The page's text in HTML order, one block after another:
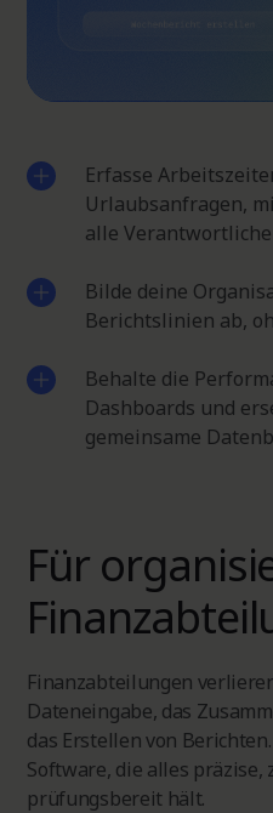
Erfasse
Urlaubsanfragen,
alle
Bilde deine
Berichtslinien ab,
Behalte die
Dashboards und
gemeinsame
Für
Finanzabteilungen
Dateneingabe, das
das Erstellen von
Software, die alles präzise,
prüfungsbereit hält.